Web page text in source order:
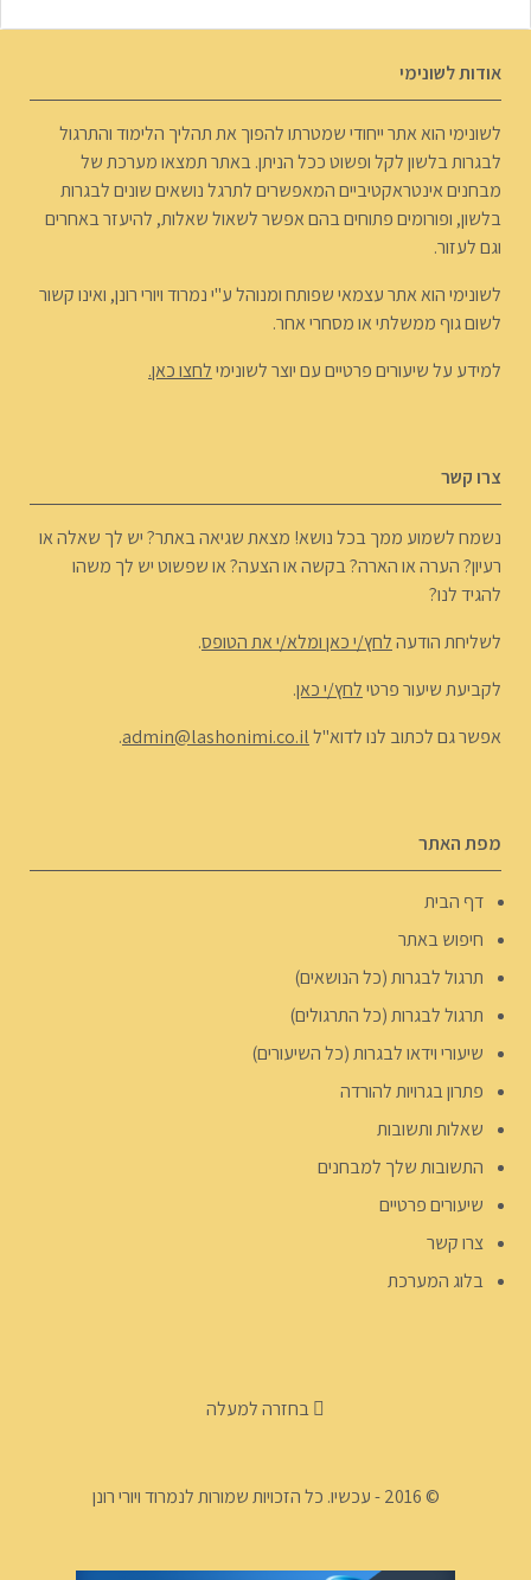
אודות לשונימי
לשונימי הוא אתר ייחודי שמטרתו להפוך את תהליך הלימוד והתרגול
לבגרות בלשון לקל ופשוט ככל הניתן. באתר תמצאו מערכת של
מבחנים אינטראקטיביים המאפשרים לתרגל נושאים שונים לבגרות
בלשון, ופורומים פתוחים בהם אפשר לשאול שאלות, להיעזר באחרים
וגם לעזור.
לשונימי הוא אתר עצמאי שפותח ומנוהל ע"י נמרוד ויורי רונן, ואינו קשור
לשום גוף ממשלתי או מסחרי אחר.
למידע על שיעורים פרטיים עם יוצר לשונימילחצו כאן.
צרו קשר
נשמח לשמוע ממך בכל נושא! מצאת שגיאה באתר? יש לך שאלה או
רעיון? הערה או הארה? בקשה או הצעה? או שפשוט יש לך משהו
להגיד לנו?
לשליחת הודעהלחץ/י כאן ומלא/י את הטופס.
לקביעת שיעור פרטילחץ/י כאן.
אפשר גם לכתוב לנו לדוא"לadmin@lashonimi.co.il
.
מפת האתר
דף הבית
חיפוש באתר
תרגול לבגרות (כל הנושאים)
תרגול לבגרות (כל התרגולים)
שיעורי וידאו לבגרות (כל השיעורים)
פתרון בגרויות להורדה
שאלות ותשובות
התשובות שלך למבחנים
שיעורים פרטיים
צרו קשר
בלוג המערכת
בחזרה למעלה
© 2016 - עכשיו. כל הזכויות שמורות לנמרוד ויורי רונן